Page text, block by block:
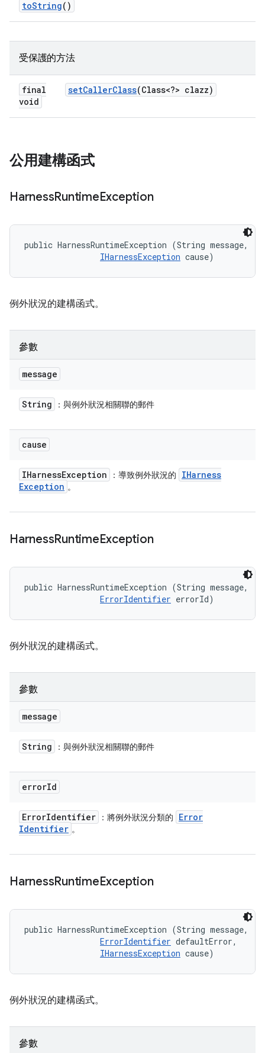
toString()
受保護的方法
final
void
setCallerClass(Class<?> clazz)
公用建構函式
HarnessRuntimeException
public HarnessRuntimeException (String message,
IHarnessException cause)
例外狀況的建構函式。
參數
message
String ：與例外狀況相關聯的郵件
cause
IHarnessException ：導致例外狀況的
IHarness
Exception 。
HarnessRuntimeException
public HarnessRuntimeException (String message,
ErrorIdentifier errorId)
例外狀況的建構函式。
參數
message
String ：與例外狀況相關聯的郵件
errorId
ErrorIdentifier ：將例外狀況分類的
Error
Identifier 。
HarnessRuntimeException
public HarnessRuntimeException (String message,
ErrorIdentifier defaultError,
IHarnessException cause)
例外狀況的建構函式。
參數